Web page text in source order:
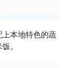
本地特色的蔬
。